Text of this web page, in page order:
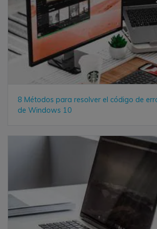
8 Métodos para resolver el código de
de Windows 10